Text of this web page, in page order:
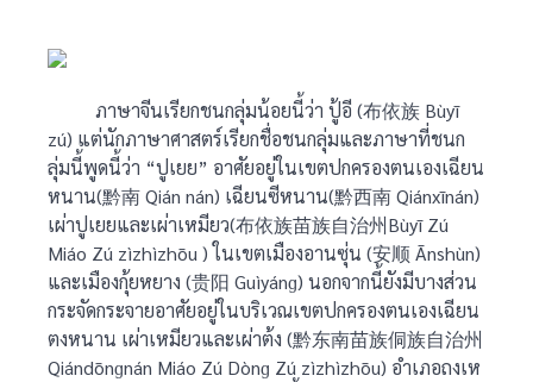
ภาษาจีนเรียกชนกลุ่มน้อยนี้ว่า ปู้อี (布依族 Bùyī
zú) แต่นักภาษาศาสตร์เรียกชื่อชนกลุ่มและภาษาที่ชนก
ลุ่มนี้พูดนี้ว่า “ปูเยย” อาศัยอยู่ในเขตปกครองตนเองเฉียน
หนาน(黔南 Qián nán) เฉียนซีหนาน(黔西南 Qiánxīnán)
เผ่าปูเยยและเผ่าเหมียว(布依族苗族自治州Bùyī Zú
Miáo Zú zìzhìzhōu ) ในเขตเมืองอานซุ่น (安顺 Ānshùn)
และเมืองกุ้ยหยาง (贵阳 Guìyánɡ) นอกจากนี้ยังมีบางส่วน
กระจัดกระจายอาศัยอยู่ในบริเวณเขตปกครองตนเองเฉียน
ตงหนาน เผ่าเหมียวและเผ่าต้ง (黔东南苗族侗族自治州
Qiándōnɡnán Miáo Zú Dònɡ Zú zìzhìzhōu) อำเภอถงเห